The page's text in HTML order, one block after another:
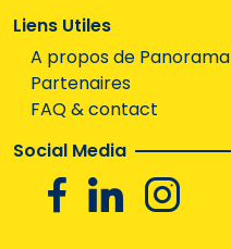
Liens Utiles
A propos de Panorama
Partenaires
FAQ & contact
Social Media
FacebookLinkedin